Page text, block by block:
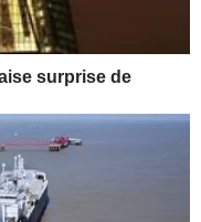
surprise de